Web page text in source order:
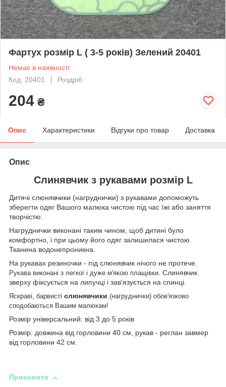
Фартух розмір L ( 3-5 років) Зелений 20401
Немає в наявності
Код: 20401
Роздріб
204 ₴
Опис Характеристики Відгуки про товар Доставка
Опис
Слинявчик з рукавами розмір L
Дитячі слюнявчики (нагруднички) з рукавами допоможуть
зберегти одяг Вашого малюка чистою під час їжі або заняття
творчістю.
Нагруднички виконані таким чином, щоб дитині було
комфортно, і при цьому його одяг залишилася чистою.
Тканина водонепроникна.
На рукавах резиночки - під слюнявчик нічого не протече.
Рукава виконані з легкої і дуже м'якою плащівки. Слинявчик
зверху фіксується на липучці і зав'язується на спинці.
Яскраві, барвисті слюнявчики (нагруднички) обов'язково
сподобаються Вашим малюкам!
Розмір універсальний: від 3 до 5 років
Розмір: довжина від горловини 40 см, рукав - реглан завмер
від горловини 42 см.
Приховати